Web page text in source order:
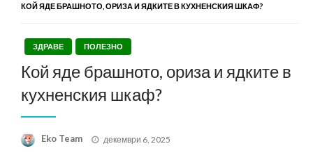
КОЙ ЯДЕ БРАШНОТО, ОРИЗА И ЯДКИТЕ В КУХНЕНСКИЯ ШКАФ?
ЗДРАВЕ ПОЛЕЗНО
Кой яде брашното, ориза и ядките в
кухненския шкаф?
Eko Team
Posted
декември 6, 2025